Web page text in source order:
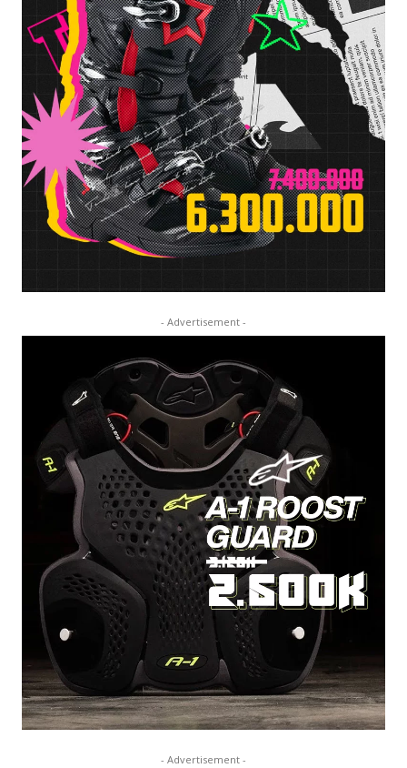
- Advertisement -
- Advertisement -